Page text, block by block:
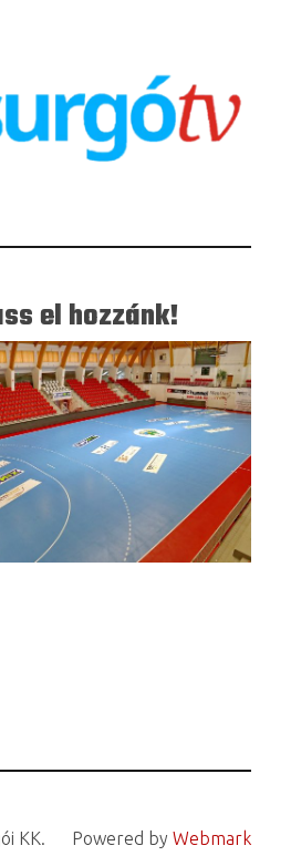
el hozzánk!
KK. Powered by Webmark